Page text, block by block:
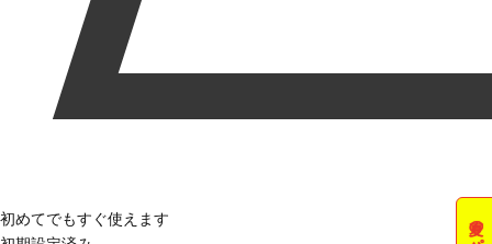
初めてでもすぐ使えます